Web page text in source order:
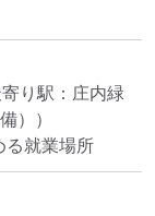
寄り駅：庄内緑
））
就業場所